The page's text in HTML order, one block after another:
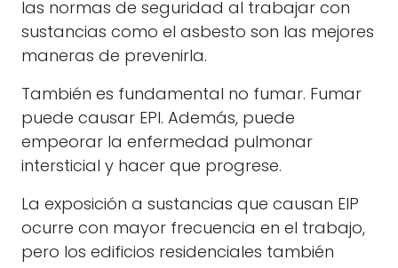
las normas de seguridad al trabajar con
sustancias como el asbesto son las mejores
maneras de prevenirla.
También es fundamental no fumar. Fumar
puede causar EPI. Además, puede
empeorar la enfermedad pulmonar
intersticial y hacer que progrese.
La exposición a sustancias que causan EIP
ocurre con mayor frecuencia en el trabajo,
pero los edificios residenciales también